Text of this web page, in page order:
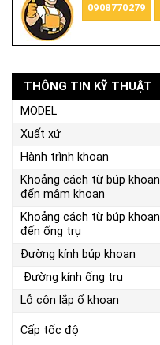
0908770279
THÔNG TIN KỸ THUẬT
MODEL
Xuất xứ
Hành trình khoan
Khoảng cách từ búp khoan
đến mâm khoan
Khoảng cách từ búp khoan
đến ống trụ
Đường kính búp khoan
Đường kính ống trụ
Lỗ côn lắp ổ khoan
Cấp tốc độ